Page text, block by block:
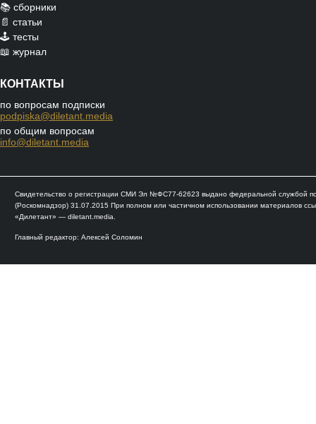
📚 сборники
📄 статьи
🕹️ тесты
📖 журнал
КОНТАКТЫ
по вопросам подписки
podpiska@diletant.media
по общим вопросам
info@diletant.media
Свидетельство о регистрации СМИ Эл №ФС77-62623 выдано федеральной службой
(Роскомнадзор) 31.07.2015 При полном или частичном использовании материалов
«Дилетант» — diletant.media.
Главный редактор: Алексей Соломин